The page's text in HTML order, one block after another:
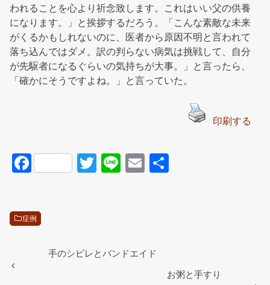
われることを心より祈念致します。これはいい父の供養
になります。」と挨拶するだろう。「こんな素敵な未来
がくるかもしれないのに、医者から原因不明と言われて
落ち込んではダメ。訳の判らない病気は挑戦して、自分
が先駆者になるぐらいの気持ちが大事。」と言ったら、
「確かにそうですよね。」と言っていた。
印刷する
F
e
T
Li
E
症例
手のシビレとバンドエイド
お粥と手すり